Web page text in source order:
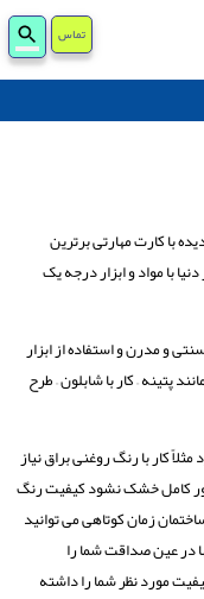
تماس
با کارت مهارتی برترین
با مواد و ابزار درجه یک
و مدرن و استفاده از ابزار
پتینه – کار با شابلون – طرح
کار با رنگ روغنی براق نیاز
کامل خشک نشود کیفیت رنگ
زمان کوتاهی می توانید
در عین صداقت شما را
مورد نظر شما را داشته